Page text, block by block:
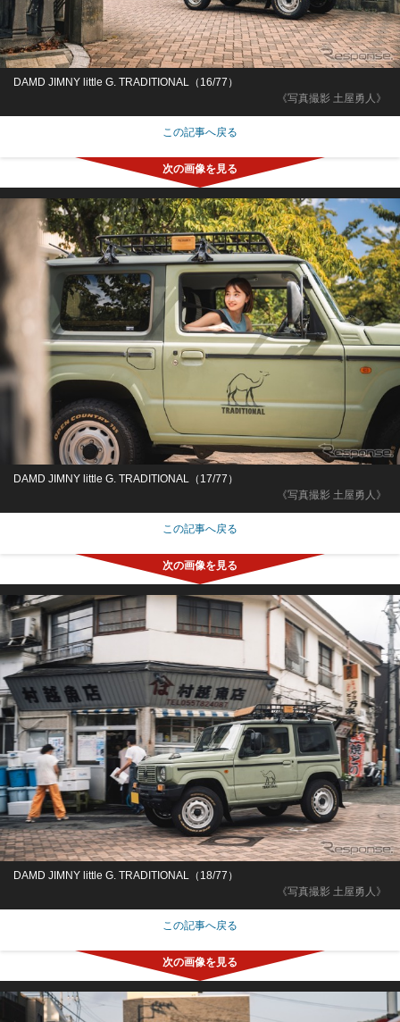
《写真撮影 土屋勇人》
DAMD JIMNY little G. TRADITIONAL（16/77）
この記事へ戻る
《写真撮影 土屋勇人》
DAMD JIMNY little G. TRADITIONAL（17/77）
この記事へ戻る
《写真撮影 土屋勇人》
DAMD JIMNY little G. TRADITIONAL（18/77）
この記事へ戻る